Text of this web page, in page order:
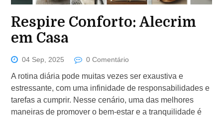
Respire Conforto: Alecrim
em Casa
04 Sep, 2025 0 Comentário
A rotina diária pode muitas vezes ser exaustiva e
estressante, com uma infinidade de responsabilidades e
tarefas a cumprir. Nesse cenário, uma das melhores
maneiras de promover o bem-estar e a tranquilidade é